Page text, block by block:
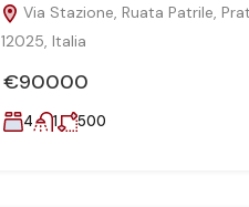
Via Stazione, Ruata Patrile,
12025, Italia
€90000
4 1 500